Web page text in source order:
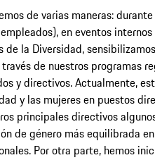
de varias maneras:
en eventos
de la Diversidad,
de nuestros programas
y directivos. Actualmente,
y las mujeres en puestos
principales directivos
de género más equilibrada
Por otra parte, hemos